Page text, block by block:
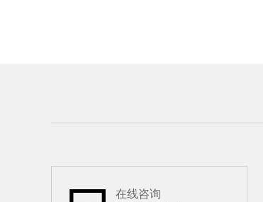
在线咨询